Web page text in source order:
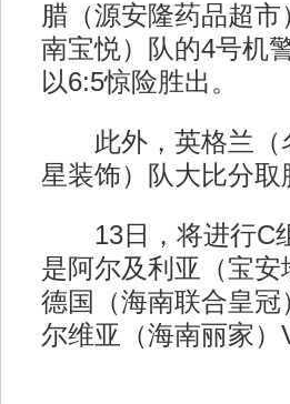
腊（源安隆药品超市
南宝悦）队的4号机
以6:5惊险胜出。
此外，英格兰（
星装饰）队大比分取
13日，将进行C组
是阿尔及利亚（宝
德国（海南联合皇
尔维亚（海南丽家